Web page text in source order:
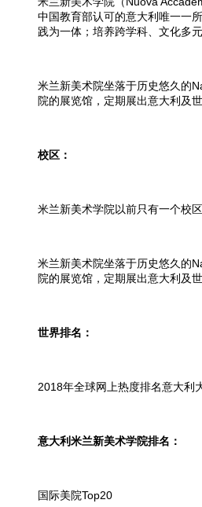
中国教育部认可的意大利唯一一
践为一体；培养跨学科、文化多
米兰新美术院坐落于历史悠久的
院的展览馆，定期展出意大利及
校区：
米兰新美术学院以前只有一个校
米兰新美术院坐落于历史悠久的
院的展览馆，定期展出意大利及
世界排名：
2018年全球网上热度排名意大利
意大利米兰新美术学院排名：
国际美院Top20